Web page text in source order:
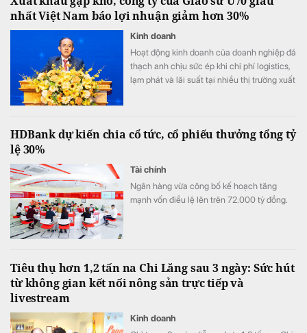
nhất Việt Nam báo lợi nhuận giảm hơn 30%
Kinh doanh
Hoạt động kinh doanh của doanh nghiệp đá
thạch anh chịu sức ép khi chi phí logistics,
lạm phát và lãi suất tại nhiều thị trường xuất
HDBank dự kiến chia cổ tức, cổ phiếu thưởng tổng tỷ
lệ 30%
Tài chính
Ngân hàng vừa công bố kế hoạch tăng
mạnh vốn điều lệ lên trên 72.000 tỷ đồng.
Tiêu thụ hơn 1,2 tấn na Chi Lăng sau 3 ngày: Sức hút
từ không gian kết nối nông sản trực tiếp và
livestream
Kinh doanh